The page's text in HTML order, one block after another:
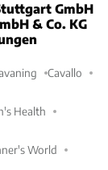
GmbH
& Co. KG
Cavallo
Health
World